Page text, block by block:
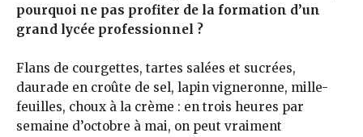
pourquoi ne pas profiter de la formation d’un
grand lycée professionnel ?
Flans de courgettes, tartes salées et sucrées,
daurade en croûte de sel, lapin vigneronne, mille-
feuilles, choux à la crème : en trois heures par
semaine d’octobre à mai, on peut vraiment